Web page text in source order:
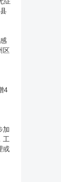
区
4
加
工
或